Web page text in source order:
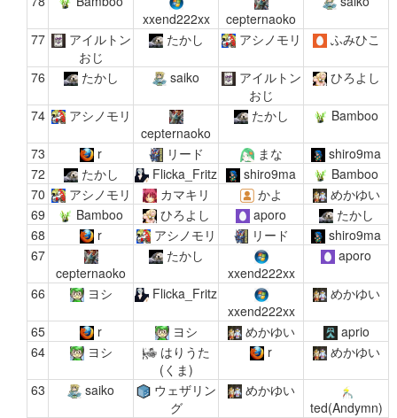
xxend222xx
cepternaoko
77
アイルトン
おじ
たかし アシノモリ ふみひこ
76 たかし saiko
アイルトン
おじ
ひろよし
74
アシノモリ
cepternaoko
たかし Bamboo
73 r リード まな
shiro9ma
72
たかし Flicka_Fritz shiro9ma
Bamboo
70
アシノモリ カマキリ かよ
めかゆい
69
Bamboo ひろよし aporo
たかし
68
r アシノモリ リード
shiro9ma
67
cepternaoko
たかし
xxend222xx
aporo
66 ヨシ
Flicka_Fritz
xxend222xx
めかゆい
65 r ヨシ めかゆい
aprio
64
ヨシ
はりうた
(くま)
r めかゆい
63 saiko
ウェザリン
グ
めかゆい
ted(Andymn)